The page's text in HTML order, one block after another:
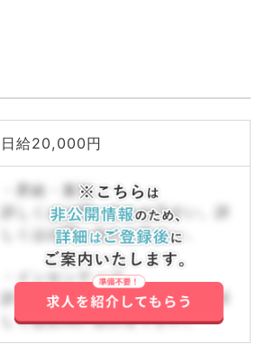
日給20,000円
・昇給・賞与
詳しくはお問い合わせ下さい。詳
しくはお問い合わせ下さい。
・インセンティブ
詳しくはお問い合わせ下さい。詳
しくはお問い合わせ下さい。